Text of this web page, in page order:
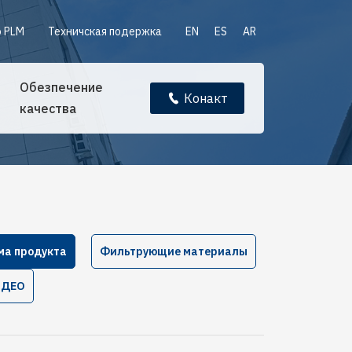
Техничская подержка EN ES AR
Обезпечение
качества
Конакт
продукта Фильтрующие материалы